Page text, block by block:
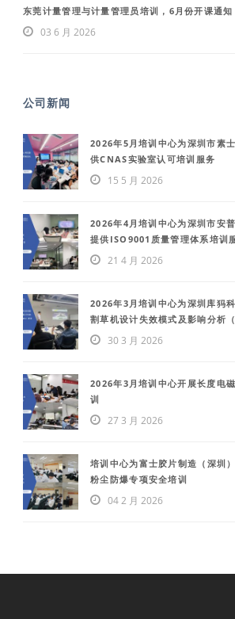
东莞计量管理与计量管理员培训，6月份开课通知
03 6 月 2026
公司新闻
2026年5月培训中心为深圳市素
供CNAS实验室认可培训服务
15 5 月 2026
2026年4月培训中心为深圳市安
提供ISO9001质量管理体系培训
21 4 月 2026
2026年3月培训中心为深圳库犸
割草机设计失效模式及影响分析
30 3 月 2026
2026年3月培训中心开展长度电
训
27 3 月 2026
培训中心为富士胶片制造（深圳
粉尘防爆专项安全培训
04 2 月 2026